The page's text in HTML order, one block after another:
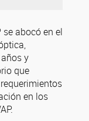
abocó en el
y
que
en los